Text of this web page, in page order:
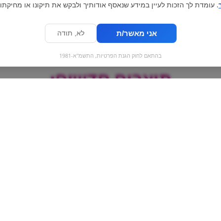
מוצרים חדשים:
. עומדת לך הזכות לעיין במידע שנאסף אודותיך ולבקש את תיקונו או
אני מאשר/ת לא, תודה
בהתאם לחוק הגנת הפרטיות, התשמ"א-1981